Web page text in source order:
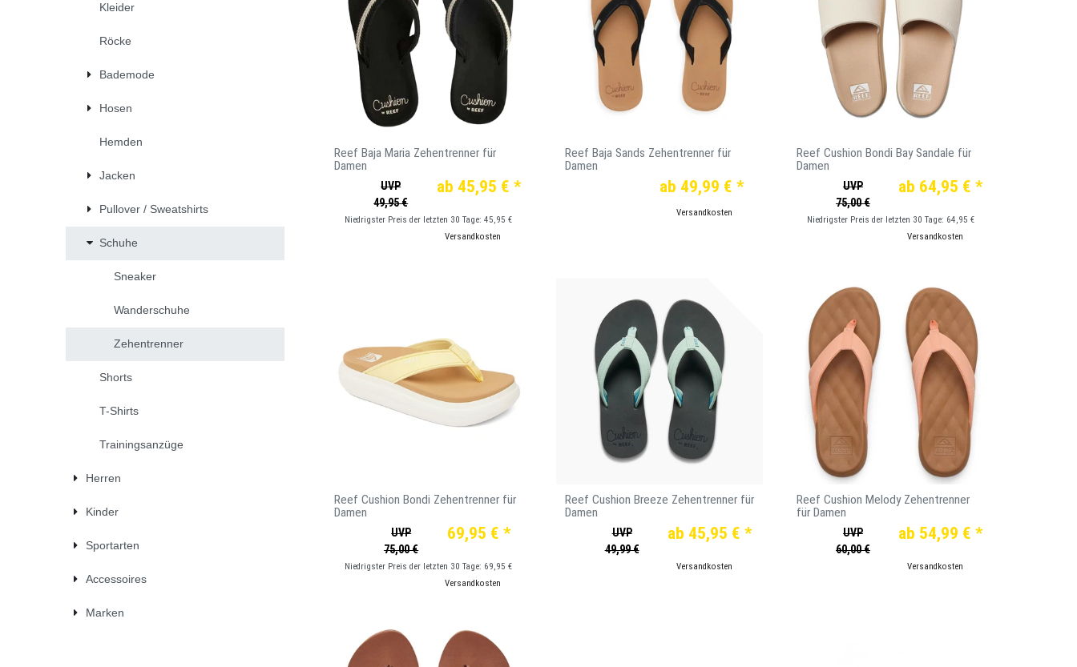
Kleider
Röcke
Bademode
Hosen
Hemden
Jacken
Pullover / Sweatshirts
Schuhe
Sneaker
Wanderschuhe
Zehentrenner
Shorts
T-Shirts
Trainingsanzüge
Herren
Kinder
Sportarten
Accessoires
Marken
Reef Baja Maria Zehentrenner für
Damen
UVP
49,95 €
ab 45,95 € *
Niedrigster Preis der letzten 30 Tage:45,95 €
zzgl.Versandkosten
Reef Baja Sands Zehentrenner für
Damen
ab 49,99 € *
Versandkosten
Reef Cushion Bondi Bay Sandale für
Damen
UVP
75,00 €
ab 64,95 € *
Niedrigster Preis der letzten 30 Tage: 64,95 €
zzgl.Versandkosten
Reef Cushion Bondi Zehentrenner für
Damen
UVP
75,00 €
69,95 € *
Niedrigster Preis der letzten 30 Tage: 69,95 €
zzgl.Versandkosten
Reef Cushion Breeze Zehentrenner für
Damen
UVP
49,99 €
ab 45,95 € *
Versandkosten
Reef Cushion Melody Zehentrenner
für Damen
UVP
60,00 €
ab 54,99 € *
zzgl.Versandkosten